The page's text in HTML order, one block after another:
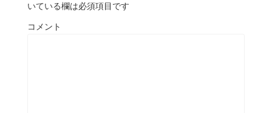
いている欄は必須項目です
コメント